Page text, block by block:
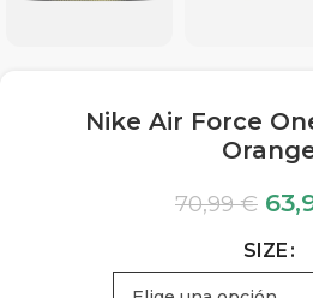
Nike Air Force
70,99€
SIZE